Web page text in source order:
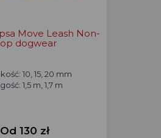
Move Leash Non-
dogwear
10, 15, 20 mm
1,5 m, 1,7 m
Od 130 zł